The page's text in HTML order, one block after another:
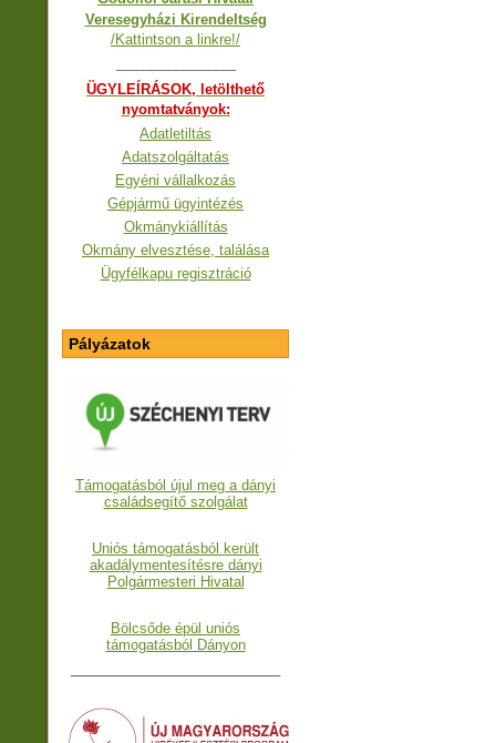
Veresegyházi Kirendeltség
/Kattintson a linkre!/
ÜGYLEÍRÁSOK, letölthető
nyomtatványok:
Adatletiltás
Adatszolgáltatás
Egyéni vállalkozás
Gépjármű ügyintézés
Okmánykiállítás
Okmány elvesztése, találása
Ügyfélkapu regisztráció
Pályázatok
Támogatásból újul meg a dányi
családsegítő szolgálat
Uniós támogatásból került
akadálymentesítésre dányi
Polgármesteri Hivatal
Bölcsőde épül uniós
támogatásból Dányon